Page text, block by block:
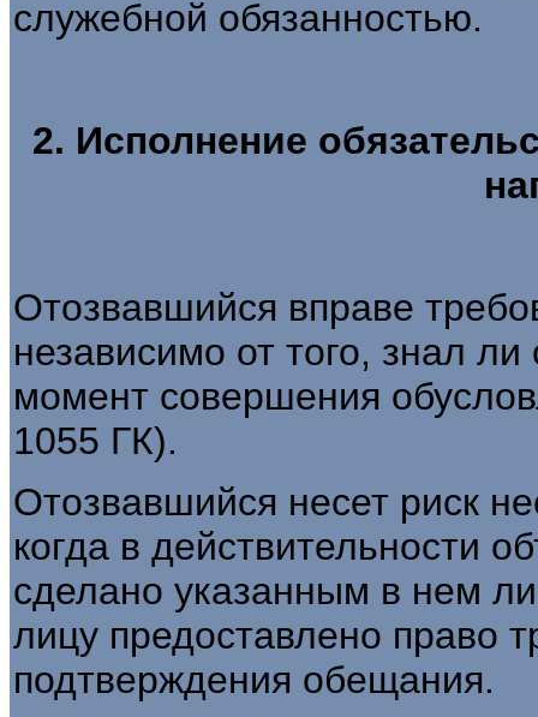
служебной обязанностью.
2. Исполнение
Отозвавшийся вправе
независимо от того, знал
момент совершения
1055 ГК).
Отозвавшийся несет риск
когда в действительности
сделано указанным в нем
лицу предоставлено право
подтверждения обещания.